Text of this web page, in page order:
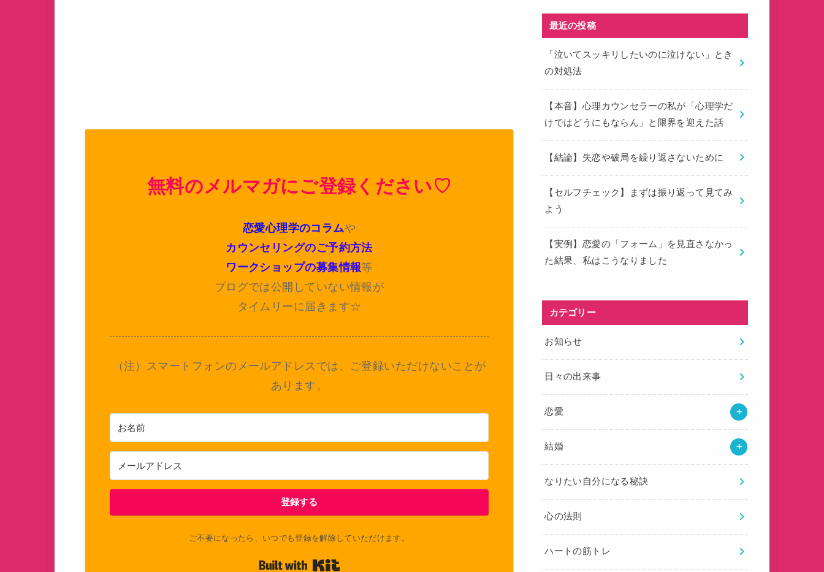
無料のメルマガにご登録ください♡
恋愛心理学のコラムや
カウンセリングのご予約方法
ワークショップの募集情報等
ブログでは公開していない情報が
タイムリーに届きます☆
（注）スマートフォンのメールアドレスでは、ご登録いただけないことが
あります。
登録する
ご不要になったら、いつでも登録を解除していただけます。
最近の投稿
「泣いてスッキリしたいのに泣けない」とき
の対処法
【本音】心理カウンセラーの私が「心理学だ
けではどうにもならん」と限界を迎えた話
【結論】失恋や破局を繰り返さないために
【セルフチェック】まずは振り返って見てみ
よう
【実例】恋愛の「フォーム」を見直さなかっ
た結果、私はこうなりました
カテゴリー
お知らせ
日々の出来事
恋愛
結婚
なりたい自分になる秘訣
心の法則
ハートの筋トレ